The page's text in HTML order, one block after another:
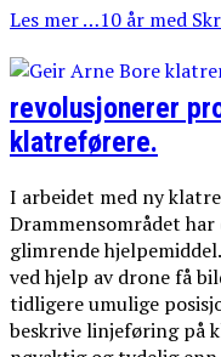
Les mer …10 år med
revolusjonerer
klatreførere.
I arbeidet med ny
Drammensområdet
glimrende
ved hjelp av drone få
tidligere umulige
beskrive linjeføring på